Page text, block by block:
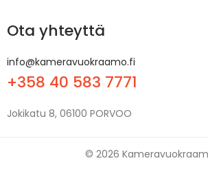
Ota yhteyttä
info@kameravuokraamo.fi
+358 40 583 7771
Jokikatu 8, 06100 PORVOO
© 2026